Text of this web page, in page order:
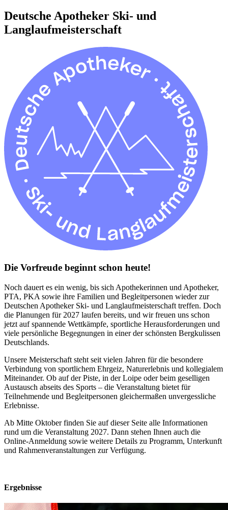
Deutsche Apotheker Ski- und
Langlaufmeisterschaft
Die Vorfreude beginnt schon heute!
Noch dauert es ein wenig, bis sich Apothekerinnen und Apotheker,
PTA, PKA sowie ihre Familien und Begleitpersonen wieder zur
Deutschen Apotheker Ski- und Langlaufmeisterschaft treffen. Doch
die Planungen für 2027 laufen bereits, und wir freuen uns schon
jetzt auf spannende Wettkämpfe, sportliche Herausforderungen und
viele persönliche Begegnungen in einer der schönsten Bergkulissen
Deutschlands.
Unsere Meisterschaft steht seit vielen Jahren für die besondere
Verbindung von sportlichem Ehrgeiz, Naturerlebnis und kollegialem
Miteinander. Ob auf der Piste, in der Loipe oder beim geselligen
Austausch abseits des Sports – die Veranstaltung bietet für
Teilnehmende und Begleitpersonen gleichermaßen unvergessliche
Erlebnisse.
Ab Mitte Oktober finden Sie auf dieser Seite alle Informationen
rund um die Veranstaltung 2027. Dann stehen Ihnen auch die
Online-Anmeldung sowie weitere Details zu Programm, Unterkunft
und Rahmenveranstaltungen zur Verfügung.
Ergebnisse